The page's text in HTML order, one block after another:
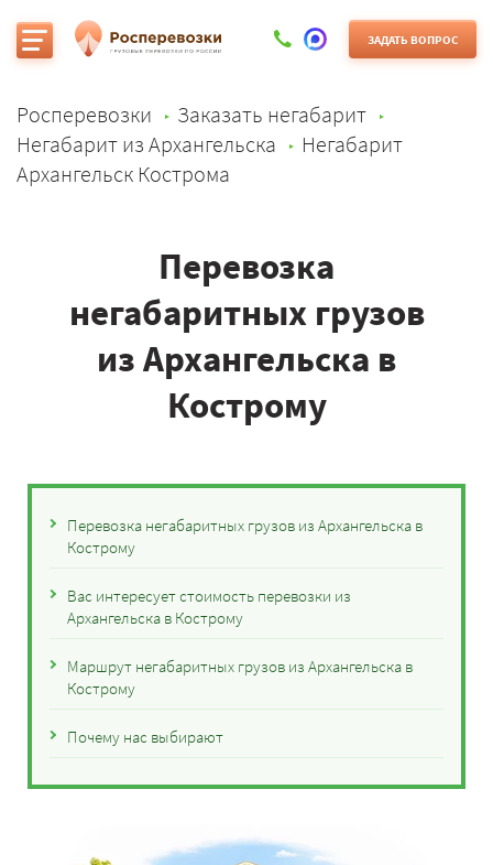
ЗАДАТЬ ВОПРОС
Росперевозки
Заказать негабарит
Негабарит из Архангельска
Негабарит
Архангельск Кострома
Перевозка
негабаритных грузов
из Архангельска в
Кострому
Перевозка негабаритных грузов из Архангельска в
Кострому
Вас интересует стоимость перевозки из
Архангельска в Кострому
Маршрут негабаритных грузов из Архангельска в
Кострому
Почему нас выбирают